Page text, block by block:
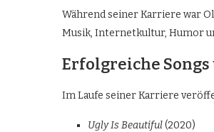
Während seiner Karriere war
Musik, Internetkultur, Humor
Erfolgreiche
Im Laufe seiner Karriere
Ugly Is Beautiful(2020)